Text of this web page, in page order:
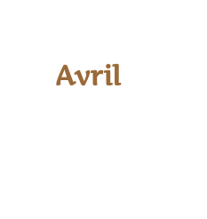
Avril